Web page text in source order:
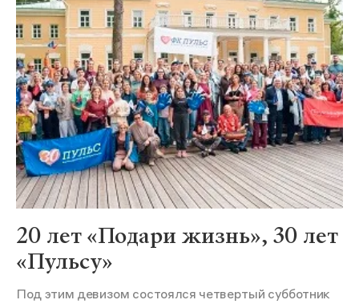
20 лет «Подари жизнь», 30 лет
«Пульсу»
Под этим девизом состоялся четвертый субботник